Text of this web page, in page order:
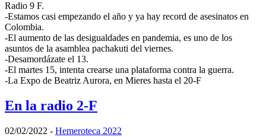
Radio 9 F.
-Estamos casi empezando el año y ya hay record de asesinatos en
Colombia.
-El aumento de las desigualdades en pandemia, es uno de los
asuntos de la asamblea pachakuti del viernes.
-Desamordázate el 13.
-El martes 15, intenta crearse una plataforma contra la guerra.
-La Expo de Beatriz Aurora, en Mieres hasta el 20-F
En la radio 2-F
02/02/2022 - Hemeroteca 2022